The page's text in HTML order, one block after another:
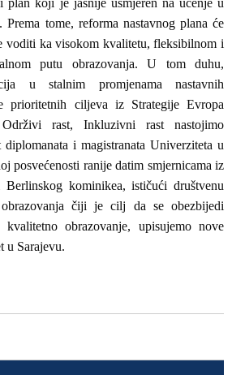
plan koji je jasnije usmjeren na učenje u
tome, reforma nastavnog plana će
voditi ka visokom kvalitetu, fleksibilnom i
putu obrazovanja. U tom duhu,
u stalnim promjenama nastavnih
prioritetnih ciljeva iz Strategije Evropa
rast, Inkluzivni rast nastojimo
i magistranata Univerziteta u
posvećenosti ranije datim smjernicama iz
kominikea, ističući društvenu
čiji je cilj da se obezbijedi
kvalitetno obrazovanje, upisujemo nove
u Sarajevu.